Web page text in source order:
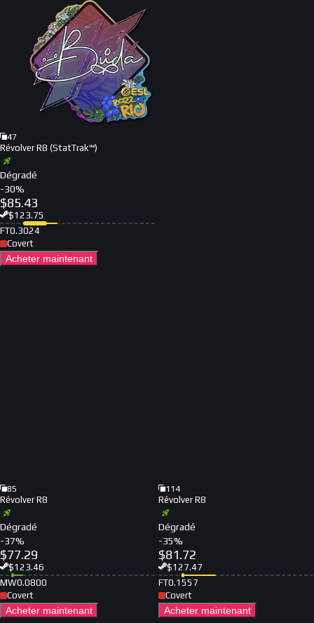
47
Révolver R8 (StatTrak™)
Dégradé
-30%
$85.43
$123.75
FT0.3024
Covert
Acheter maintenant
85
Révolver R8
Dégradé
-37%
$77.29
$123.46
MW0.0800
Covert
Acheter maintenant
114
Révolver R8
Dégradé
-35%
$81.72
$127.47
FT0.1557
Covert
Acheter maintenant